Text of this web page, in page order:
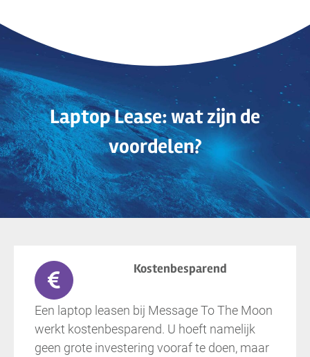
Laptop Lease: wat zijn de
voordelen?
Kostenbesparend
Een laptop leasen bij Message To The Moon
werkt kostenbesparend. U hoeft namelijk
geen grote investering vooraf te doen, maar